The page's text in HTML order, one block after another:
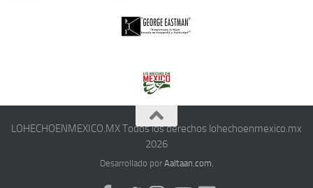
LOHECHOENMEXICO.MX Todos los derechos lohechoenmexico.mx
2026
Desarrollado por Aaltaan.com.